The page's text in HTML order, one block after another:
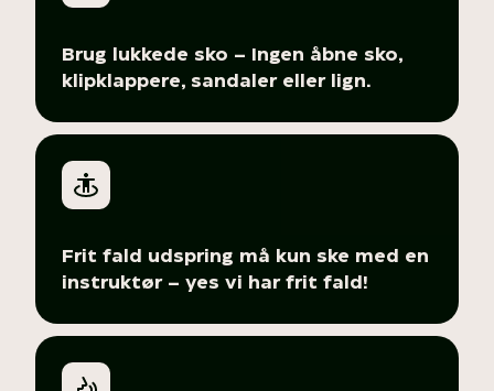
Brug lukkede sko – Ingen åbne sko,
klipklappere, sandaler eller lign.
Frit fald udspring må kun ske med en
instruktør – yes vi har frit fald!